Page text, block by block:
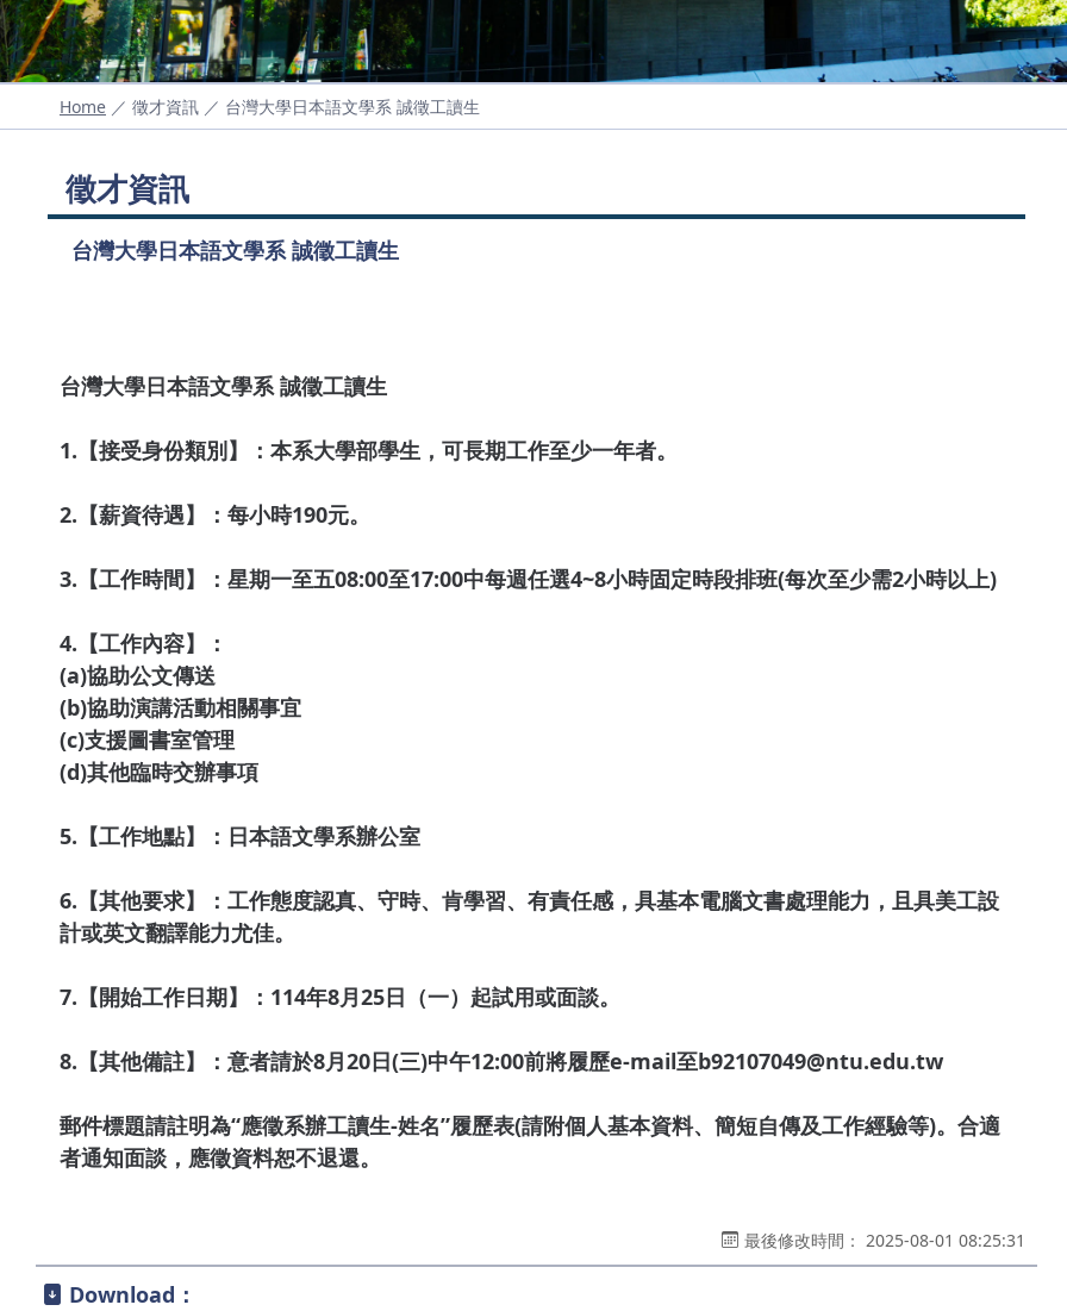
Home ／ 徵才資訊 ／ 台灣大學日本語文學系 誠徵工讀生
徵才資訊
台灣大學日本語文學系 誠徵工讀生
台灣大學日本語文學系 誠徵工讀生
1.【接受身份類別】：本系大學部學生，可長期工作至少一年者。
2.【薪資待遇】：每小時190元。
3.【工作時間】：星期一至五08:00至17:00中每週任選4~8小時固定時段排班(每次至少需2小時以上)
4.【工作內容】：
(a)協助公文傳送
(b)協助演講活動相關事宜
(c)支援圖書室管理
(d)其他臨時交辦事項
5.【工作地點】：日本語文學系辦公室
6.【其他要求】：工作態度認真、守時、肯學習、有責任感，具基本電腦文書處理能力，且具美工設
計或英文翻譯能力尤佳。
7.【開始工作日期】：114年8月25日（一）起試用或面談。
8.【其他備註】：意者請於8月20日(三)中午12:00前將履歷e-mail至b92107049@ntu.edu.tw
郵件標題請註明為“應徵系辦工讀生-姓名”履歷表(請附個人基本資料、簡短自傳及工作經驗等)。合適
者通知面談，應徵資料恕不退還。
最後修改時間： 2025-08-01 08:25:31
Download：